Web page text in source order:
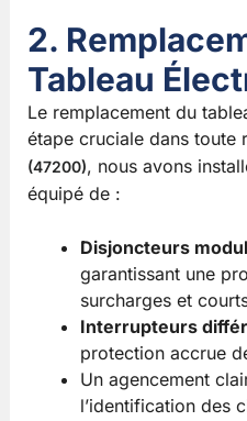
2.
Tableau
Le remplacement du
étape cruciale dans toute
(47200), nous avons
équipé de :
Disjoncteurs
garantissant une
surcharges et
Interrupteurs
protection accrue
Un agencement
l’identification des